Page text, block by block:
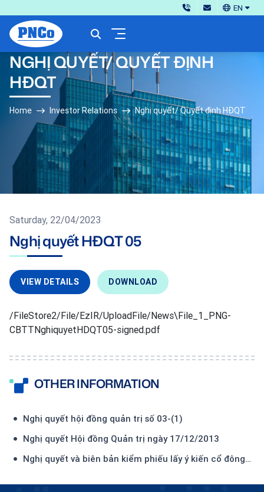
EN
NGHỊ QUYẾT/ QUYẾT ĐỊNH
HĐQT
Home Investor Relations Nghị quyết/ Quyết định HĐQT
Saturday, 22/04/2023
Nghị quyết HĐQT 05
VIEW DETAILS DOWNLOAD
/FileStore2/File/EzIR/UploadFile/News\File_1_PNG-
CBTTNghiquyetHDQT05-signed.pdf
OTHER INFORMATION
Nghị quyết hội đồng quản trị số 03-(1)
Nghị quyết Hội đồng Quản trị ngày 17/12/2013
Nghị quyết và biên bản kiểm phiếu lấy ý kiến cổ đông